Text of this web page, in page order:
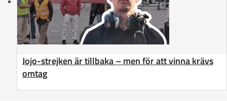
Jojo-strejken är tillbaka – men för att vinna krävs
omtag